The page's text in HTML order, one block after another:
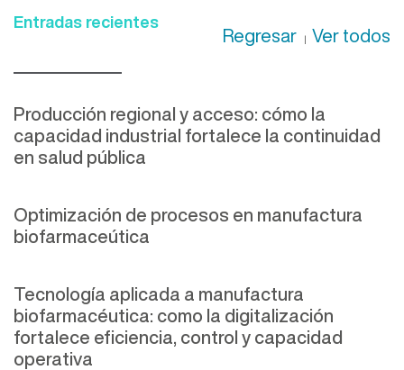
Entradas recientes
Regresar | Ver todos
Producción regional y acceso: cómo la
capacidad industrial fortalece la continuidad
en salud pública
Optimización de procesos en manufactura
biofarmaceútica
Tecnología aplicada a manufactura
biofarmacéutica: como la digitalización
fortalece eficiencia, control y capacidad
operativa